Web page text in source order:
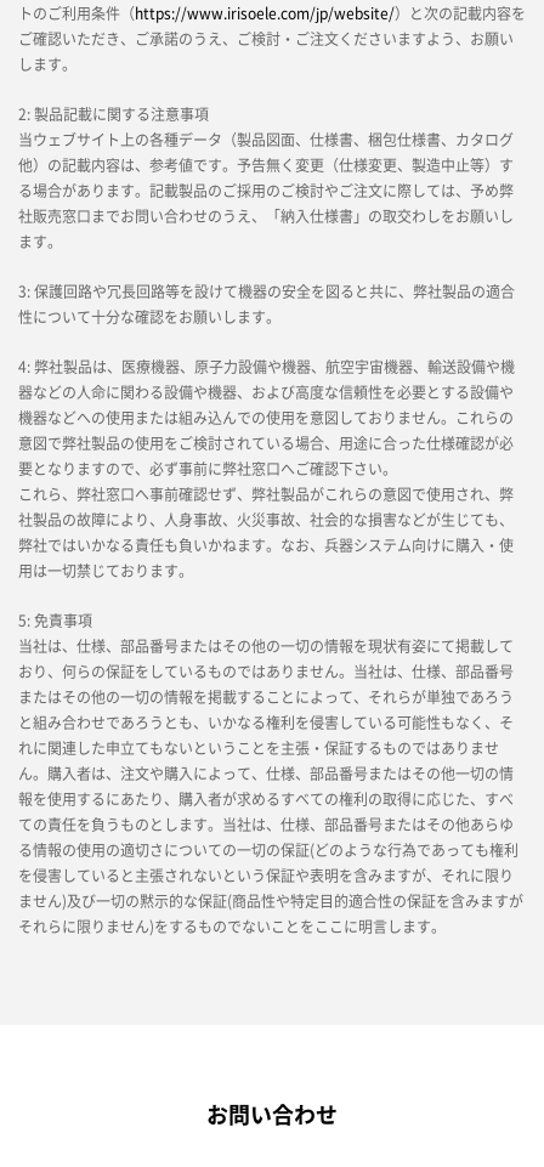
トのご利用条件（https://www.irisoele.com/jp/website/）と次の記載内容を
ご確認いただき、ご承諾のうえ、ご検討・ご注文くださいますよう、お願い
します。
2: 製品記載に関する注意事項
当ウェブサイト上の各種データ（製品図面、仕様書、梱包仕様書、カタログ
他）の記載内容は、参考値です。予告無く変更（仕様変更、製造中止等）す
る場合があります。記載製品のご採用のご検討やご注文に際しては、予め弊
社販売窓口までお問い合わせのうえ、「納入仕様書」の取交わしをお願いし
ます。
3: 保護回路や冗長回路等を設けて機器の安全を図ると共に、弊社製品の適合
性について十分な確認をお願いします。
4: 弊社製品は、医療機器、原子力設備や機器、航空宇宙機器、輸送設備や機
器などの人命に関わる設備や機器、および高度な信頼性を必要とする設備や
機器などへの使用または組み込んでの使用を意図しておりません。これらの
意図で弊社製品の使用をご検討されている場合、用途に合った仕様確認が必
要となりますので、必ず事前に弊社窓口へご確認下さい。
これら、弊社窓口へ事前確認せず、弊社製品がこれらの意図で使用され、弊
社製品の故障により、人身事故、火災事故、社会的な損害などが生じても、
弊社ではいかなる責任も負いかねます。なお、兵器システム向けに購入・使
用は一切禁じております。
5: 免責事項
当社は、仕様、部品番号またはその他の一切の情報を現状有姿にて掲載して
おり、何らの保証をしているものではありません。当社は、仕様、部品番号
またはその他の一切の情報を掲載することによって、それらが単独であろう
と組み合わせであろうとも、いかなる権利を侵害している可能性もなく、そ
れに関連した申立てもないということを主張・保証するものではありませ
ん。購入者は、注文や購入によって、仕様、部品番号またはその他一切の情
報を使用するにあたり、購入者が求めるすべての権利の取得に応じた、すべ
ての責任を負うものとします。当社は、仕様、部品番号またはその他あらゆ
る情報の使用の適切さについての一切の保証(どのような行為であっても権利
を侵害していると主張されないという保証や表明を含みますが、それに限り
ません)及び一切の黙示的な保証(商品性や特定目的適合性の保証を含みますが
それらに限りません)をするものでないことをここに明言します。
お問い合わせ